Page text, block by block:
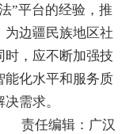
”平台的经验，推
为边疆民族地区社
时，应不断加强技
能化水平和服务质
需求。
责任编辑：广汉